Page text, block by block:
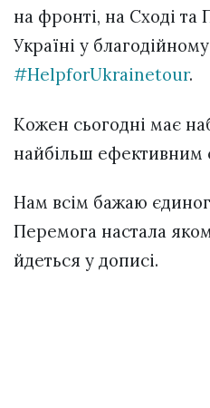
на фронті, на Сході та
Україні у
#HelpforUkrainetour.
Кожен сьогодні має
найбільш ефективним
Нам всім бажаю
Перемога настала
йдеться у дописі.